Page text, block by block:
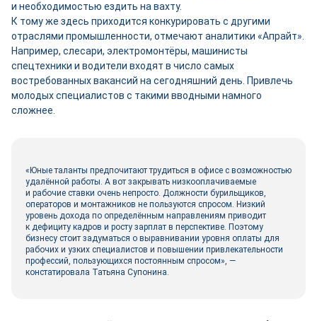
и необходимостью ездить на вахту.
К тому же здесь приходится конкурировать с другими
отраслями промышленности, отмечают аналитики «Апрайт».
Например, слесари, электромонтёры, машинисты
спецтехники и водители входят в число самых
востребованных вакансий на сегодняшний день. Привлечь
молодых специалистов с такими вводными намного
сложнее.
«Юные таланты предпочитают трудиться в офисе с возможностью
удалённой работы. А вот закрывать низкооплачиваемые
и рабочие ставки очень непросто. Должности бурильщиков,
операторов и монтажников не пользуются спросом. Низкий
уровень дохода по определённым направлениям приводит
к дефициту кадров и росту зарплат в перспективе. Поэтому
бизнесу стоит задуматься о выравнивании уровня оплаты для
рабочих и узких специалистов и повышении привлекательности
профессий, пользующихся постоянным спросом», —
констатировала Татьяна Супонина.